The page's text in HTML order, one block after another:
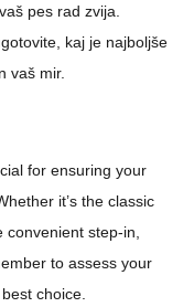
pes rad zvija.
kaj je najboljše
vaš mir.
for ensuring your
it’s the classic
convenient step-in,
to assess your
choice.